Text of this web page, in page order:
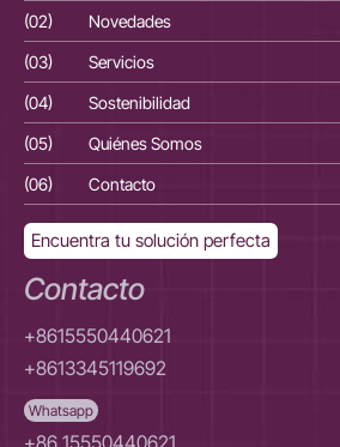
(02)
Novedades
(03)
Servicios
(04)
Sostenibilidad
(05)
Quiénes Somos
(06)
Contacto
Encuentra tu solución perfecta
Contacto
+8615550440621
+8613345119692
Whatsapp
+86 15550440621